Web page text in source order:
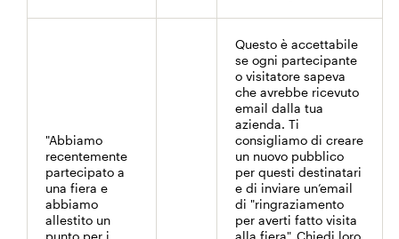
"Abbiamo
recentemente
partecipato a
una fiera e
abbiamo
allestito un
punto per i
Questo è accettabile
se ogni partecipante
o visitatore sapeva
che avrebbe ricevuto
email dalla tua
azienda. Ti
consigliamo di creare
un nuovo pubblico
per questi destinatari
e di inviare un’email
di "ringraziamento
per averti fatto visita
alla fiera". Chiedi loro